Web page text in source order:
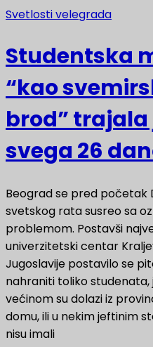
Svetlosti velegrada
Studentska
“kao
brod” trajala
svega 26
Beograd se pred početak
svetskog rata susreo sa
problemom. Postavši
univerzitetski centar
Jugoslavije postavilo se
nahraniti toliko studenata,
većinom su dolazi iz
domu, ili u nekim jeftinim
nisu imali